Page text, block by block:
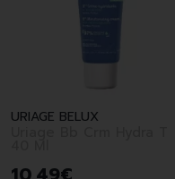
URIAGE BELUX